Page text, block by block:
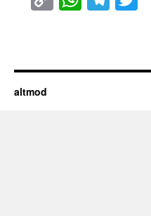
altmod